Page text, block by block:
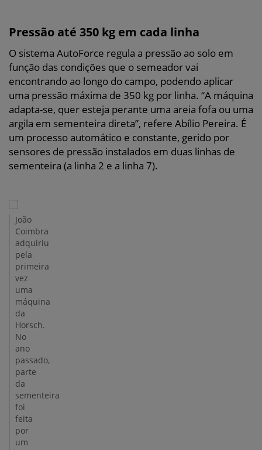
Pressão até 350 kg em cada linha
O sistema AutoForce regula a pressão ao solo em
função das condições que o semeador vai
encontrando ao longo do campo, podendo aplicar
uma pressão máxima de 350 kg por linha. “A máquina
adapta-se, quer esteja perante uma areia fofa ou uma
argila em sementeira direta”, refere Abílio Pereira. É
um processo automático e constante, gerido por
sensores de pressão instalados em duas linhas de
sementeira (a linha 2 e a linha 7).
João
Coimbra
adquiriu
pela
primeira
vez
uma
máquina
da
Horsch.
No
ano
passado,
parte
da
sementeira
foi
feita
por
um